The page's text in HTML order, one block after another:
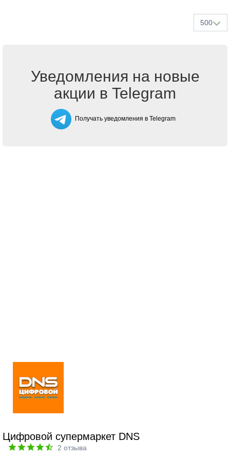
500
Уведомления на новые
акции в Telegram
Получать уведомления в Telegram
Цифровой супермаркет DNS
2 отзыва